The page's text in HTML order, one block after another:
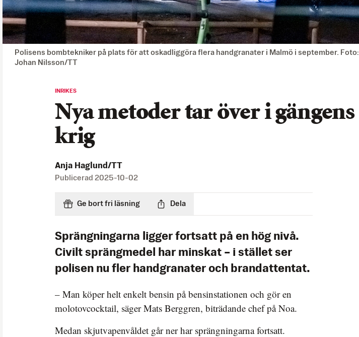
Polisens bombtekniker på plats för att oskadliggöra flera handgranater i Malmö i september. Foto:
Johan Nilsson/TT
INRIKES
Nya metoder tar över i gängens
krig
Anja Haglund/TT
Publicerad 2025-10-02
Ge bort fri läsning Dela
Sprängningarna ligger fortsatt på en hög nivå.
Civilt sprängmedel har minskat – i stället ser
polisen nu fler handgranater och brandattentat.
– Man köper helt enkelt bensin på bensinstationen och gör en
molotovcocktail, säger Mats Berggren, biträdande chef på Noa.
Medan skjutvapenvåldet går ner har sprängningarna fortsatt.